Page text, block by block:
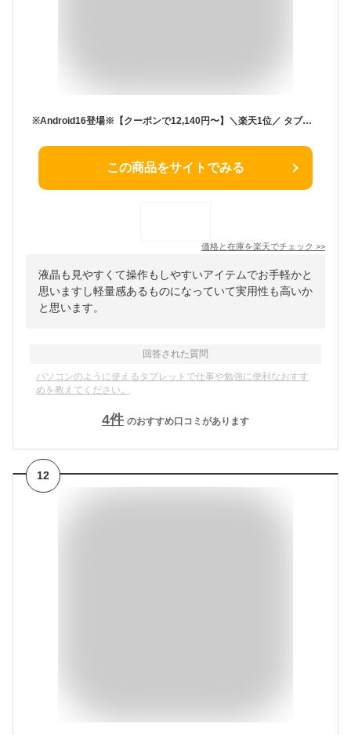
※Android16登場※【クーポンで12,140円〜】＼楽天1位／ タブレット 10インチ レビュー特典付 動画鑑賞に最適 6000mAh大容量 Wi-Fiモデル RAM12GB ROM64GB 1280*800解像度 IPS液晶 軽量 ネット授業 OTG対応 タブレットPC 格安タブレット 端末 本体 子供 学習
この商品をサイトでみる
価格と在庫を楽天でチェック >>
液晶も見やすくて操作もしやすいアイテムでお手軽かと
思いますし軽量感あるものになっていて実用性も高いか
と思います。
回答された質問
パソコンのように使えるタブレットで仕事や勉強に便利なおすす
めを教えてください。
4件 のおすすめ口コミがあります
12